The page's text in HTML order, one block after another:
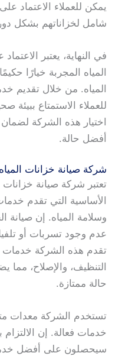
يمكن للعملاء الاعتماد
شامل لخزاناتهم بشكل
في النهاية، يعتبر
المياه المجربة خيارًا
المياه. من خلال تقديم
للعملاء الاستمتاع ببيئة
اختيار هذه الشركة
أفضل حالة.
شركة صيانة خزانات
تعتبر شركة صيانة
الأساسية التي تقدم
وسلامة المياه. إن صيانة
عدم وجود تسربات أو
تقدم هذه الشركة
التنظيف، والإصلاح،
حالة ممتازة.
تستخدم الشركة معدات
خدمات فعالة. إن
سيحصلون على أفضل